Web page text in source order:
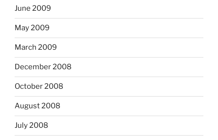
June 2009
May 2009
March 2009
December 2008
October 2008
August 2008
July 2008